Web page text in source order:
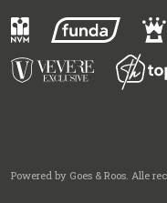
Powered by Goes & Roos. Alle